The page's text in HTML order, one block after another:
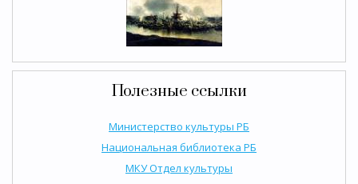
Полезные ссылки
Министерство культуры РБ
Национальная библиотека РБ
МКУ Отдел культуры